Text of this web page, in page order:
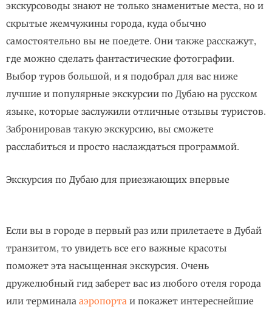
экскурсоводы знают не только знаменитые места, но и
скрытые жемчужины города, куда обычно
самостоятельно вы не поедете. Они также расскажут,
где можно сделать фантастические фотографии.
Выбор туров большой, и я подобрал для вас ниже
лучшие и популярные экскурсии по Дубаю на русском
языке, которые заслужили отличные отзывы туристов.
Забронировав такую экскурсию, вы сможете
расслабиться и просто наслаждаться программой.
Экскурсия по Дубаю для приезжающих впервые
Если вы в городе в первый раз или прилетаете в Дубай
транзитом, то увидеть все его важные красоты
поможет эта насыщенная экскурсия. Очень
дружелюбный гид заберет вас из любого отеля города
или терминала аэропорта и покажет интереснейшие